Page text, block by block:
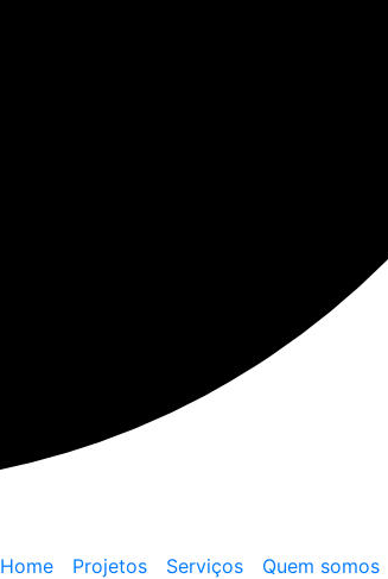
Home Projetos Serviços Quem somos